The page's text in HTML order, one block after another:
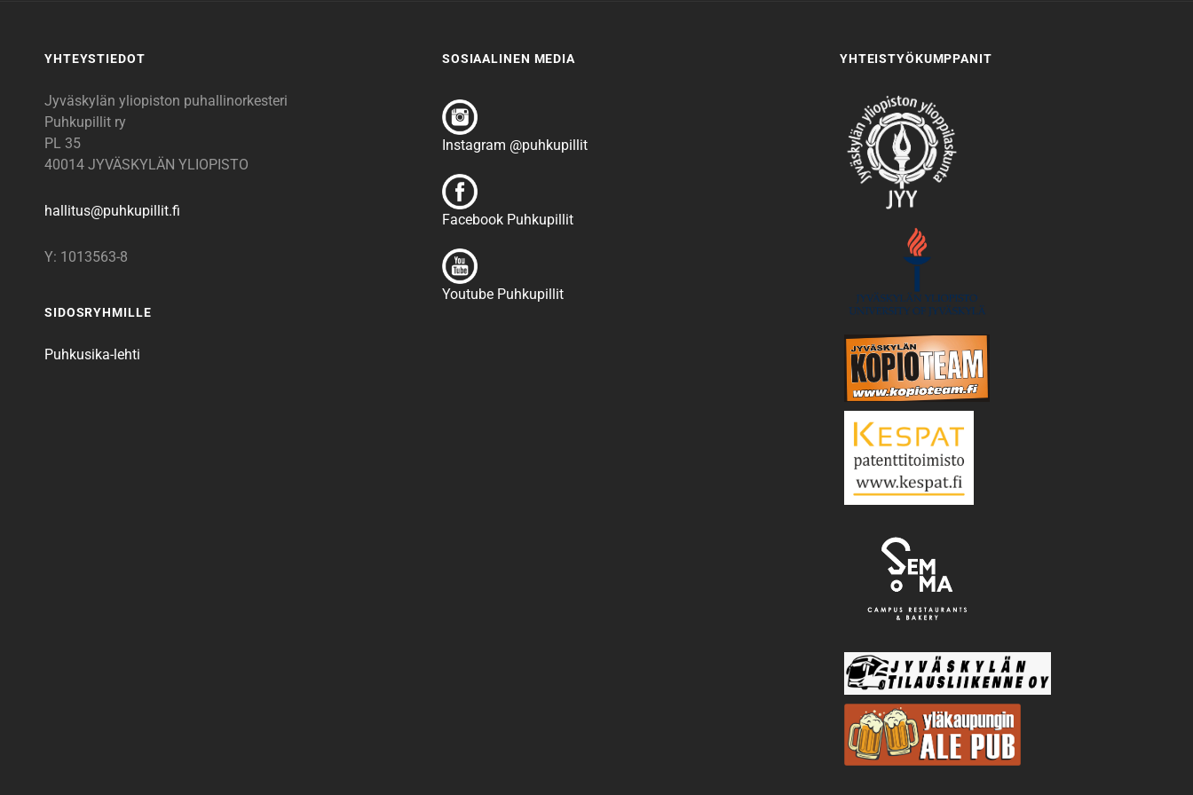
YHTEYSTIEDOT
Jyväskylän yliopiston puhallinorkesteri
Puhkupillit ry
PL 35
40014 JYVÄSKYLÄN YLIOPISTO
hallitus@puhkupillit.fi
Y: 1013563-8
SIDOSRYHMILLE
Puhkusika-lehti
SOSIAALINEN MEDIA
Instagram @puhkupillit
Facebook Puhkupillit
Youtube Puhkupillit
YHTEISTYÖKUMPPANIT